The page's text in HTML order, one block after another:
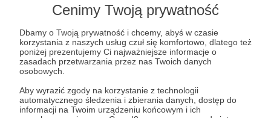
Cenimy Twoją prywatność
Dbamy o Twoją prywatność i chcemy, abyś w czasie
korzystania z naszych usług czuł się komfortowo, dlatego też
poniżej prezentujemy Ci najważniejsze informacje o
zasadach przetwarzania przez nas Twoich danych
osobowych.
Aby wyrazić zgody na korzystanie z technologii
automatycznego śledzenia i zbierania danych, dostęp do
informacji na Twoim urządzeniu końcowym i ich
odbiorców. Jesteśmy przekonani, że tworzenie
tego bloga nam na to pozwoli.
Dostarczamy informacje i ciekawostki z wielu
dziedzin, skupiając się na fenomenach
naukowych i technicznych. Z naszych
cotygodniowych “podstawowych” publikacji
Rozwiń opis